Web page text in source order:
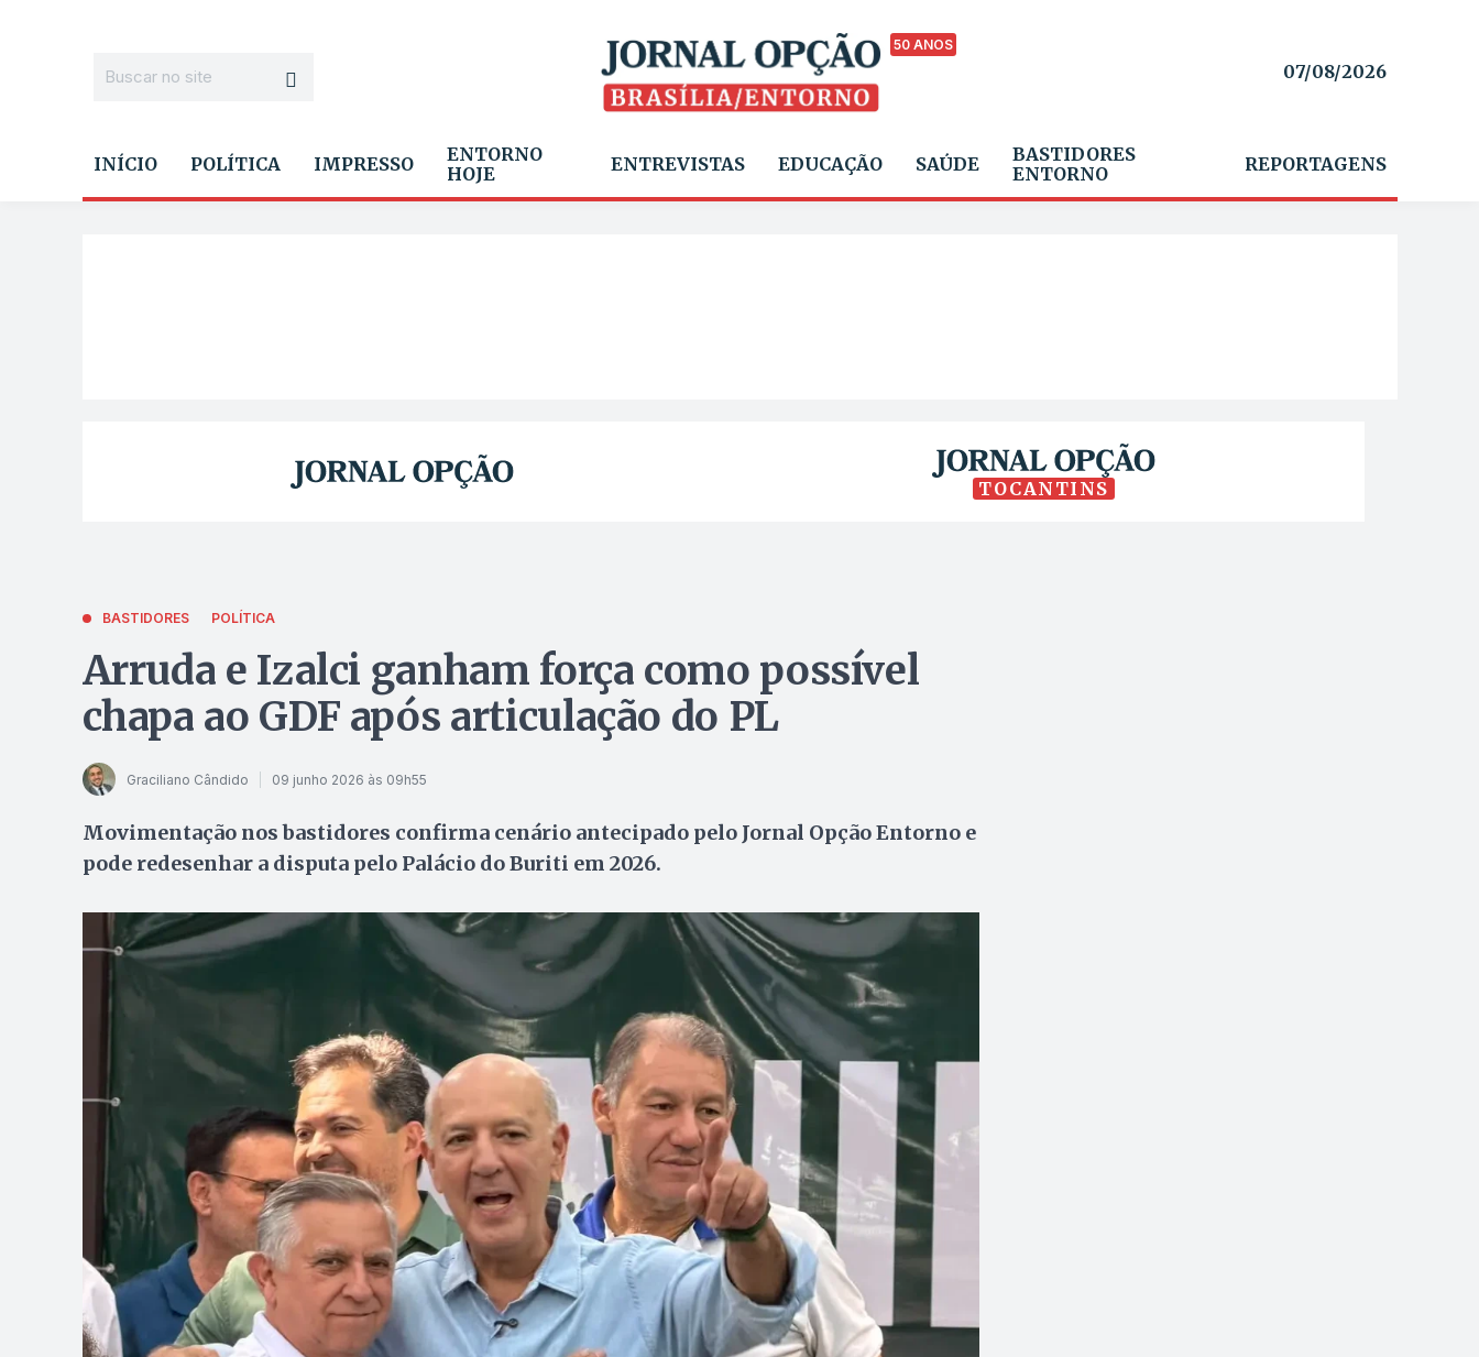
50 ANOS
07/08/2026
INÍCIO POLÍTICA IMPRESSO
ENTORNO
HOJE
ENTREVISTAS EDUCAÇÃO SAÚDE
BASTIDORES
ENTORNO
REPORTAGENS
TOCANTINS
BASTIDORES POLÍTICA
Arruda e Izalci ganham força como possível
chapa ao GDF após articulação do PL
Graciliano Cândido 09 junho 2026 às 09h55
Movimentação nos bastidores confirma cenário antecipado pelo Jornal Opção Entorno e
pode redesenhar a disputa pelo Palácio do Buriti em 2026.